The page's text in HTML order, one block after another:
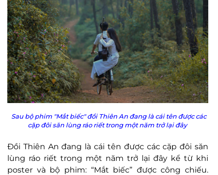
Sau bộ phim "Mắt biếc" đồi Thiên An đang là cái tên được các
cặp đôi săn lùng ráo riết trong một năm trở lại đây
Đồi Thiên An đang là cái tên được các cặp đôi săn
lùng ráo riết trong một năm trở lại đây kể từ khi
poster và bộ phim: “Mắt biếc” được công chiếu.